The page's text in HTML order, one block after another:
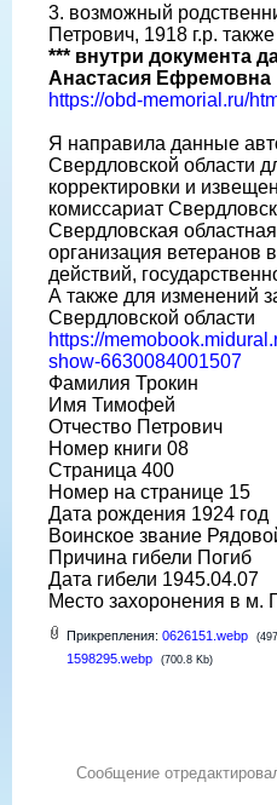
3. возможный
Петрович, 1918 г.р.
*** внутри документа
Анастасия Ефремовна
https://obd-memorial.ru/
Я направила данные
Свердловской области
корректировки и
комиссариат
Свердловская
организация ветеранов
действий,
А также для изменений
Свердловской области
https://
show-6630084001507
Фамилия Трокин
Имя Тимофей
Отчество Петрович
Номер книги 08
Страница 400
Номер на странице 15
Дата рождения 1924 год
Воинское звание
Причина гибели Погиб
Дата гибели 1945.04.07
Место захоронения в м.
Прикрепления: 0626151.webp
1598295.webp
(700.8 Kb)
Сообщение